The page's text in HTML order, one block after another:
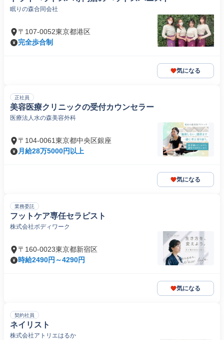
眠りの森合同会社
〒107-0052東京都港区
完全歩合制
気になる
正社員
美容医療クリニックの受付カウンセラー
医療法人水の森美容外科
〒104-0061東京都中央区銀座
月給28万5000円以上
気になる
業務委託
フットケア専任セラピスト
株式会社ボディワーク
〒160-0023東京都新宿区
時給2490円～4290円
気になる
契約社員
ネイリスト
株式会社アトリエはるか